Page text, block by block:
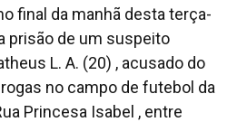
final da manhã desta terça-
prisão de um suspeito
L. A. (20) , acusado do
no campo de futebol da
Princesa Isabel , entre